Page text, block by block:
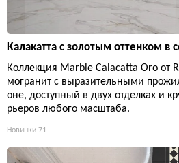
Калакатта с золотым оттенком
Коллекция Marble Calacatta Oro от
могранит с выразительными
оне, доступный в двух отделках и
рьеров любого масштаба.
Новинки 71